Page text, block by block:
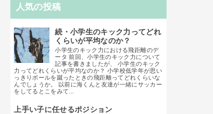
人気の投稿
続・小学生のキック力ってどれ
くらいが平均なのか？
小学生のキック力における飛距離のデ
ータ 前回、小学生のキック力について
記事を書きましたが、 小学生のキック
力ってどれくらいが平均なのか？ 小学校低学年が思い
っきりボールを蹴ったときの飛距離ってどれくらいな
んでしょうか。 以前に海くんと友達が一緒にサッカー
をしてるとこをみて...
上手い子に任せるポジション